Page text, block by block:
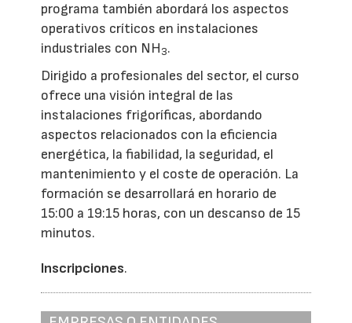
programa también abordará los aspectos
operativos críticos en instalaciones
industriales con NH3.
Dirigido a profesionales del sector, el curso
ofrece una visión integral de las
instalaciones frigoríficas, abordando
aspectos relacionados con la eficiencia
energética, la fiabilidad, la seguridad, el
mantenimiento y el coste de operación. La
formación se desarrollará en horario de
15:00 a 19:15 horas, con un descanso de 15
minutos.
Inscripciones.